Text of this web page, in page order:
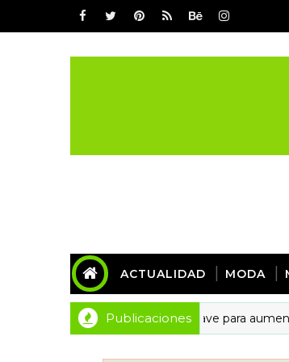
ACTUALIDAD MODA
Publicaciones
Detalles de diseño: la clave para aumentar la